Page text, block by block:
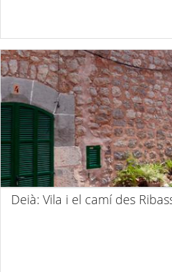
Deià: Vila i el camí des